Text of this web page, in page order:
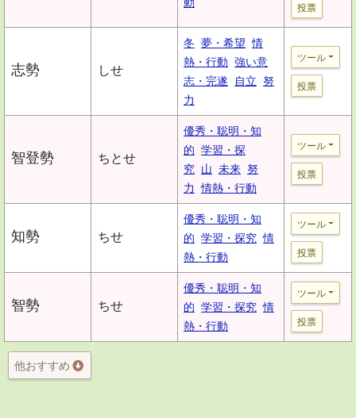
投票
志勢 しせ
冬 夢・希望 情
熱・行動 強い意
志・完遂
自立 努
力
ツール
投票
智登勢 ちとせ
優秀・聡明・知
的 学習・探
究 山 未来 努
力
情熱・行動
ツール
投票
知勢 ちせ
優秀・聡明・知
的 学習・探究 情
熱・行動
ツール
投票
智勢 ちせ
優秀・聡明・知
的 学習・探究 情
熱・行動
ツール
投票
他おすすめ